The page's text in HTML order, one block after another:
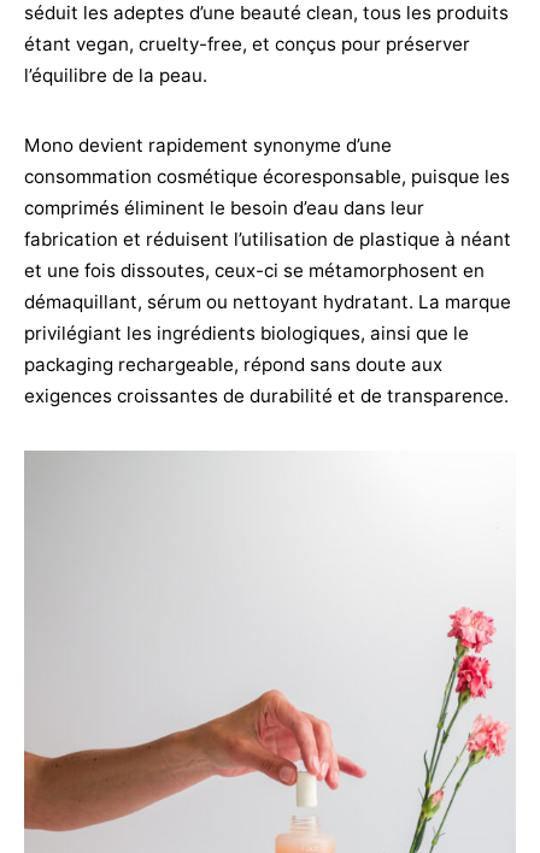
séduit les adeptes d’une beauté clean, tous les produits
étant vegan, cruelty-free, et conçus pour préserver
l’équilibre de la peau.
Mono devient rapidement synonyme d’une
consommation cosmétique écoresponsable, puisque les
comprimés éliminent le besoin d’eau dans leur
fabrication et réduisent l’utilisation de plastique à néant
et une fois dissoutes, ceux-ci se métamorphosent en
démaquillant, sérum ou nettoyant hydratant. La marque
privilégiant les ingrédients biologiques, ainsi que le
packaging rechargeable, répond sans doute aux
exigences croissantes de durabilité et de transparence.